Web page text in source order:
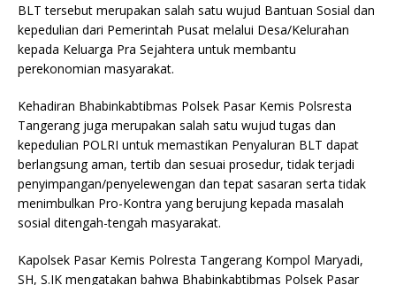
BLT tersebut merupakan salah satu wujud Bantuan Sosial dan
kepedulian dari Pemerintah Pusat melalui Desa/Kelurahan
kepada Keluarga Pra Sejahtera untuk membantu
perekonomian masyarakat.
Kehadiran Bhabinkabtibmas Polsek Pasar Kemis Polsresta
Tangerang juga merupakan salah satu wujud tugas dan
kepedulian POLRI untuk memastikan Penyaluran BLT dapat
berlangsung aman, tertib dan sesuai prosedur, tidak terjadi
penyimpangan/penyelewengan dan tepat sasaran serta tidak
menimbulkan Pro-Kontra yang berujung kepada masalah
sosial ditengah-tengah masyarakat.
Kapolsek Pasar Kemis Polresta Tangerang Kompol Maryadi,
SH, S.IK mengatakan bahwa Bhabinkabtibmas Polsek Pasar